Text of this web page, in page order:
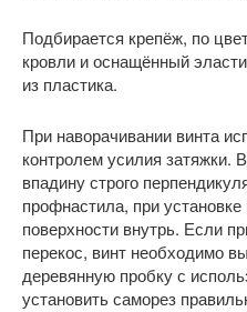
Подбирается крепёж, по
кровли и оснащённый
из пластика.
При наворачивании винта
контролем усилия затяжки.
впадину строго
профнастила, при установке
поверхности внутрь. Если
перекос, винт необходимо
деревянную пробку с
установить саморез